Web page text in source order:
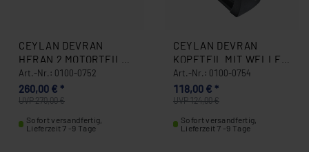
CEYLAN DEVRAN
HERAN 2 MOTORTEIL
(NEUES MODELL) 0100-
0752
Art.-Nr.: 0100-0752
UVP 270,00 €
260,00 € *
Sofort versandfertig,
Lieferzeit 7 -9 Tage
CEYLAN DEVRAN
KOPFTEIL MIT WELLE
(OHNE ZUBEHÖR) 0100-
0754
Art.-Nr.: 0100-0754
UVP 124,00 €
118,00 € *
Sofort versandfertig,
Lieferzeit 7 -9 Tage